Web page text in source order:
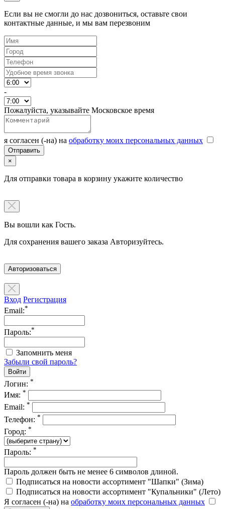
Если вы не смогли до нас дозвониться, оставьте свои
контактные данные, и мы вам перезвоним
-
Пожалуйста, указывайте Московское время
я согласен (-на) на обработку моих персональных данных
×
Для отправки товара в корзину укажите количество
Вы вошли как Гость.
Для сохранения вашего заказа Авторизуйтесь.
Авторизоваться
Вход Регистрация
Email:*
Пароль:*
Запомнить меня
Забыли свой пароль?
Логин: *
Имя: *
Email: *
Телефон: *
Город: *
Пароль: *
Пароль должен быть не менее 6 символов длиной.
Подписаться на новости ассортимент "Шапки" (Зима)
Подписаться на новости ассортимент "Купальники" (Лето)
Я согласен (-на) на обработку моих персональных данных